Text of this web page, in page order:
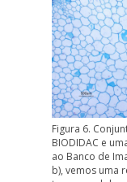
Figura 6.
BIODIDAC e
ao Banco de
b), vemos uma